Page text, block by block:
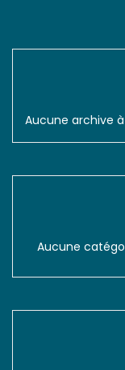
Aucune archive
Aucune